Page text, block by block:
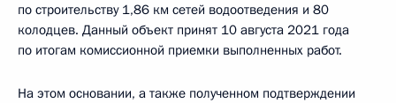
по строительству 1,86 км сетей водоотведения и 80
колодцев. Данный объект принят 10 августа 2021 года
по итогам комиссионной приемки выполненных работ.
На этом основании, а также полученном подтверждении